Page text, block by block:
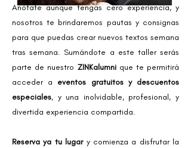
Anótate aunque tengas cero experiencia, y
nosotros te brindaremos pautas y consignas
para que puedas crear nuevos textos semana
tras semana. Sumándote a este taller serás
parte de nuestro ZINKalumnique te permitirá
acceder a eventos gratuitos y descuentos
especiales, y una inolvidable, profesional, y
divertida experiencia compartida.
Reserva ya tu lugar y comienza a disfrutar la